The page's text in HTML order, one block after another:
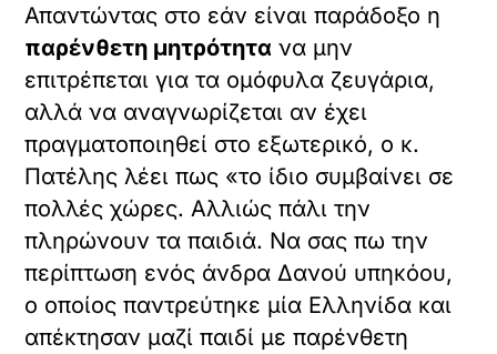
Απαντώντας στο εάν είναι παράδοξο η
παρένθετη μητρότητα να μην
επιτρέπεται για τα ομόφυλα ζευγάρια,
αλλά να αναγνωρίζεται αν έχει
πραγματοποιηθεί στο εξωτερικό, ο κ.
Πατέλης λέει πως «το ίδιο συμβαίνει σε
πολλές χώρες. Αλλιώς πάλι την
πληρώνουν τα παιδιά. Να σας πω την
περίπτωση ενός άνδρα Δανού υπηκόου,
ο οποίος παντρεύτηκε μία Ελληνίδα και
απέκτησαν μαζί παιδί με παρένθετη